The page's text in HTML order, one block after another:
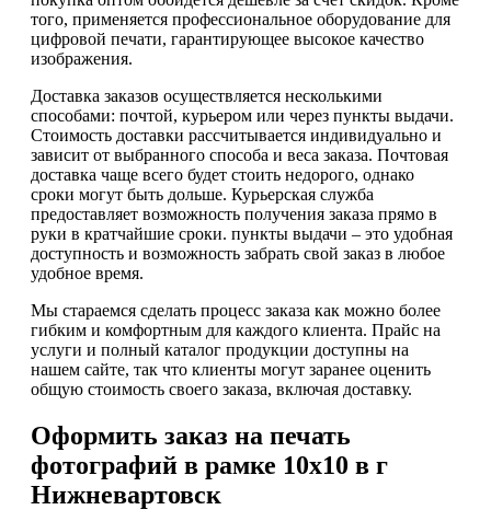
того, применяется профессиональное оборудование для
цифровой печати, гарантирующее высокое качество
изображения.
Доставка заказов осуществляется несколькими
способами: почтой, курьером или через пункты выдачи.
Стоимость доставки рассчитывается индивидуально и
зависит от выбранного способа и веса заказа. Почтовая
доставка чаще всего будет стоить недорого, однако
сроки могут быть дольше. Курьерская служба
предоставляет возможность получения заказа прямо в
руки в кратчайшие сроки. пункты выдачи – это удобная
доступность и возможность забрать свой заказ в любое
удобное время.
Мы стараемся сделать процесс заказа как можно более
гибким и комфортным для каждого клиента. Прайс на
услуги и полный каталог продукции доступны на
нашем сайте, так что клиенты могут заранее оценить
общую стоимость своего заказа, включая доставку.
Оформить заказ на печать
фотографий в рамке 10х10 в г
Нижневартовск